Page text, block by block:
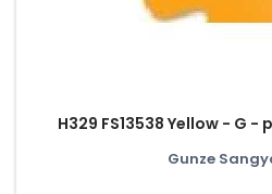
H329 FS13538 Yellow - G -
Gunze